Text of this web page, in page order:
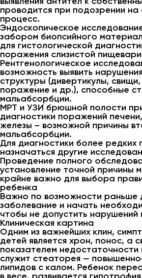
проводится при подозрении на
процесс.
Эндоскопическое
забором биопсийного
для гистологической
поражения слизистой
Рентгенологическое
возможность выявить
структуры (дивертикулы, свищи,
поражение и др.), способные
мальабсорбции.
МРТ и УЗИ брюшной полости
диагностики поражений
железы – возможной причины
мальабсорбции.
Для диагностики более редких
назначаться другие
Проведение полного
установление точной причины
крайне важно для выбора
ребенка
Важно по возможности раньше
заболевание и начать
чтобы не допустить нарушений
Клиническая картина
Одним из важнейших клин,
детей является хрон, понос, а
показателем недостаточности
служит стеаторея —
липидов с калом. Ребенок